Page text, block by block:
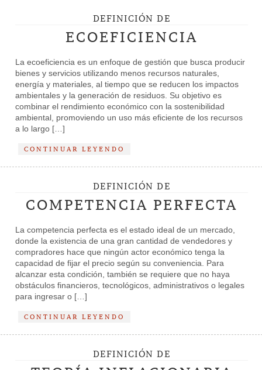
DEFINICIÓN DE
ECOEFICIENCIA
La ecoeficiencia es un enfoque de gestión que busca producir
bienes y servicios utilizando menos recursos naturales,
energía y materiales, al tiempo que se reducen los impactos
ambientales y la generación de residuos. Su objetivo es
combinar el rendimiento económico con la sostenibilidad
ambiental, promoviendo un uso más eficiente de los recursos
a lo largo […]
CONTINUAR LEYENDO
DEFINICIÓN DE
COMPETENCIA PERFECTA
La competencia perfecta es el estado ideal de un mercado,
donde la existencia de una gran cantidad de vendedores y
compradores hace que ningún actor económico tenga la
capacidad de fijar el precio según su conveniencia. Para
alcanzar esta condición, también se requiere que no haya
obstáculos financieros, tecnológicos, administrativos o legales
para ingresar o […]
CONTINUAR LEYENDO
DEFINICIÓN DE